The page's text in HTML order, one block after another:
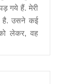
गये हैं. मेरी
है. उसने कई
लेकर, वह